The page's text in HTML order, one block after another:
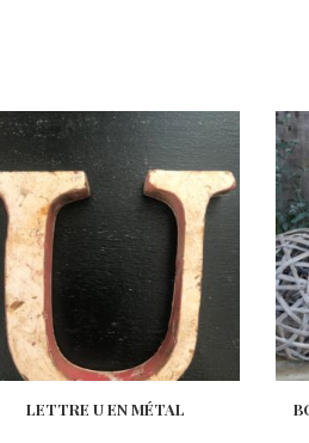
LETTRE U EN MÉTAL